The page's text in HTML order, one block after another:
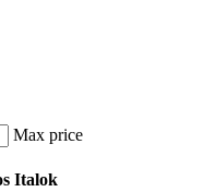
Max price
Italok